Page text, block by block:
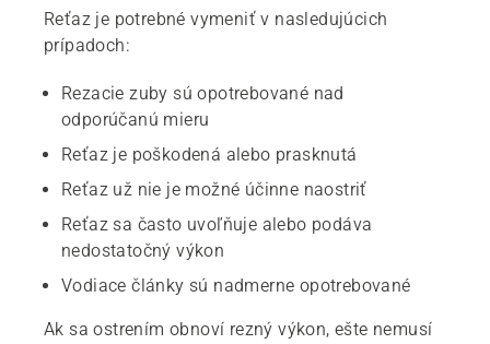
Reťaz je potrebné vymeniť v nasledujúcich
prípadoch:
Rezacie zuby sú opotrebované nad
odporúčanú mieru
Reťaz je poškodená alebo prasknutá
Reťaz už nie je možné účinne naostriť
Reťaz sa často uvoľňuje alebo podáva
nedostatočný výkon
Vodiace články sú nadmerne opotrebované
Ak sa ostrením obnoví rezný výkon, ešte nemusí